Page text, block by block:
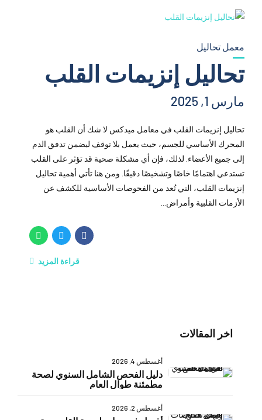
معمل تحاليل
تحاليل إنزيمات القلب
مارس 1, 2025
تحاليل إنزيمات القلب في معامل ميدكس لا شك أن القلب هو
المحرك الأساسي للجسم، حيث يعمل بلا توقف ليضمن تدفق الدم
إلى جميع الأعضاء. لذلك، فإن أي مشكلة صحية قد تؤثر على القلب
تستدعي اهتمامًا خاصًا وتشخيصًا دقيقًا. ومن هنا تأتي أهمية تحاليل
إنزيمات القلب، التي تُعد من الفحوصات الأساسية للكشف عن
الأزمات القلبية وأمراض...
قراءة المزيد
اخر المقالات
أغسطس 4, 2026
دليل الفحص الشامل السنوي لصحة
مطمئنة طوال العام
أغسطس 2, 2026